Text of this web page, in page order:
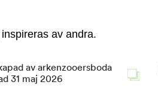
av andra.